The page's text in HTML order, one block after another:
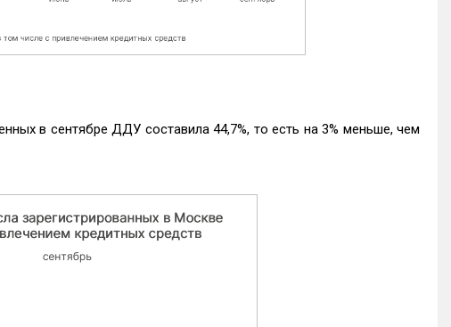
в сентябре ДДУ составила 44,7%, то есть на 3% меньше, чем